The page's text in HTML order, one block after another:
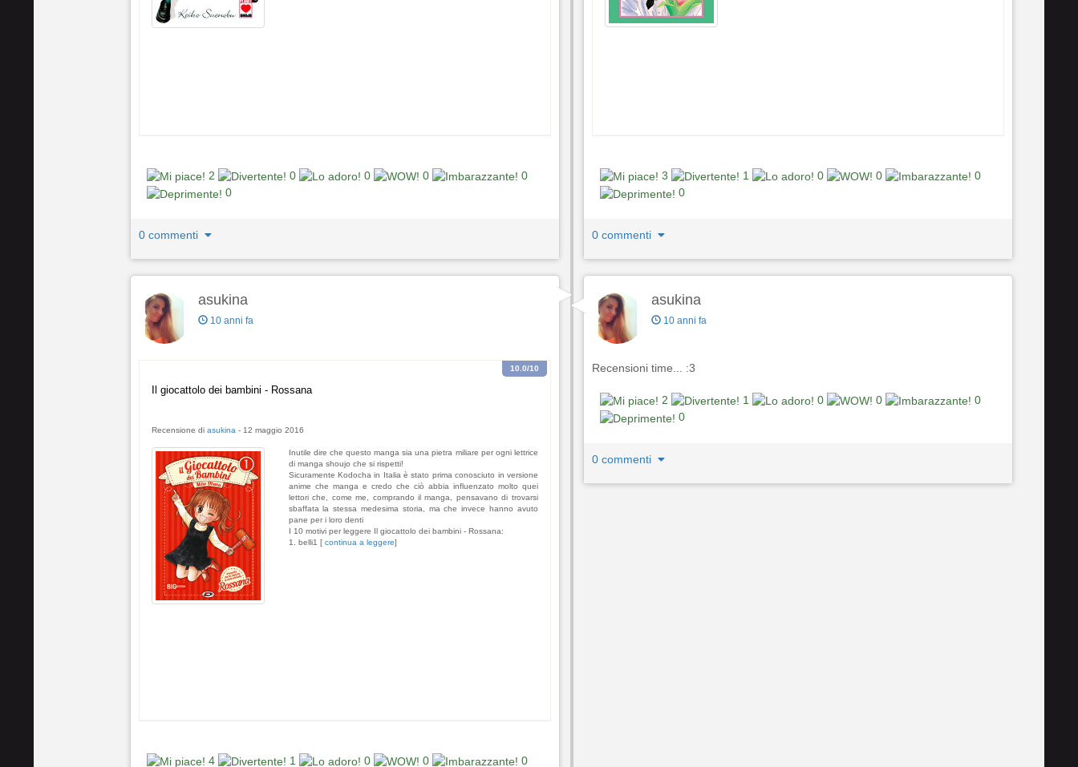
2 0 0 0
0
0
0 commenti
3 1 0 0
0
0
0 commenti
asukina
10 anni fa
Il giocattolo dei bambini - Rossana
10.0/10
Recensione di asukina - 12 maggio 2016
Inutile dire che questo manga sia una pietra miliare per ogni lettrice
di manga shoujo che si rispetti!
Sicuramente Kodocha in Italia è stato prima conosciuto in versione
anime che manga e credo che ciò abbia influenzato molto quei
lettori che, come me, comprando il manga, pensavano di trovarsi
sbaffata la stessa medesima storia, ma che invece hanno avuto
pane per i loro denti
I 10 motivi per leggere Il giocattolo dei bambini - Rossana:
1. belli1 [ continua a leggere]
4 1 0 0 0
asukina
10 anni fa
Recensioni time... :3
2 1 0 0
0
0
0 commenti